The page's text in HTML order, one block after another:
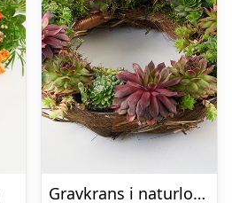
Gravkrans i naturlook – Blomster til begravelse